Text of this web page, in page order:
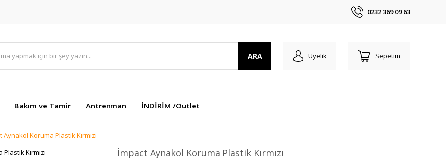
0232 369 09 63
ARA Üyelik Sepetim
Bakım ve Tamir Antrenman İNDİRİM /Outlet
Aynakol Koruma Plastik Kırmızı
İmpact Aynakol Koruma Plastik Kırmızı